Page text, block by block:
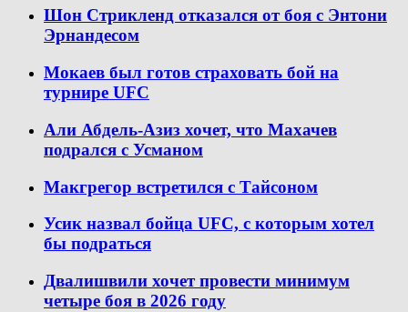
Шон Стрикленд отказался от боя с Энтони
Эрнандесом
Мокаев был готов страховать бой на
турнире UFC
Али Абдель-Азиз хочет, что Махачев
подрался с Усманом
Макгрегор встретился с Тайсоном
Усик назвал бойца UFC, с которым хотел
бы подраться
Двалишвили хочет провести минимум
четыре боя в 2026 году